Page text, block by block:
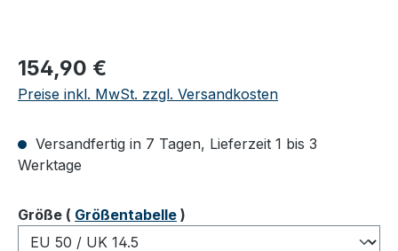
Regulärer Preis:
154,90 €
Preise inkl. MwSt. zzgl. Versandkosten
Versandfertig in 7 Tagen, Lieferzeit 1 bis 3
Werktage
Größeauswählen
( Größentabelle )